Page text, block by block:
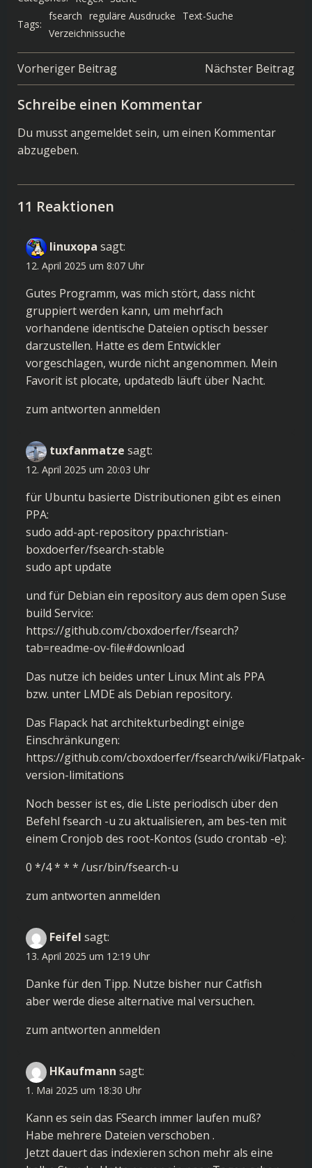
Tags:
fsearch reguläre Ausdrucke
Text-Suche
Verzeichnissuche
Post
navigation
Vorheriger Beitrag
Post
navigation
Nächster Beitrag
Schreibe einen Kommentar
Du musstangemeldetsein, um einen Kommentar
abzugeben.
11 Reaktionen
linuxopa sagt:
12. April 2025 um 8:07 Uhr
Gutes Programm, was mich stört, dass nicht
gruppiert werden kann, um mehrfach
vorhandene identische Dateien optisch besser
darzustellen. Hatte es dem Entwickler
vorgeschlagen, wurde nicht angenommen. Mein
Favorit ist plocate, updatedb läuft über Nacht.
zum antworten anmelden
tuxfanmatze sagt:
12. April 2025 um 20:03 Uhr
für Ubuntu basierte Distributionen gibt es einen
PPA:
sudo add-apt-repository ppa:christian-
boxdoerfer/fsearch-stable
sudo apt update
und für Debian ein repository aus dem open Suse
build Service:
https://github.com/cboxdoerfer/fsearch?
tab=readme-ov-file#download
Das nutze ich beides unter Linux Mint als PPA
bzw. unter LMDE als Debian repository.
Das Flapack hat architekturbedingt einige
Einschränkungen:
https://github.com/cboxdoerfer/fsearch/wiki/Flatpak-
version-limitations
Noch besser ist es, die Liste periodisch über den
Befehl fsearch -u zu aktualisieren, am bes-ten mit
einem Cronjob des root-Kontos (sudo crontab -e):
0 */4 * * * /usr/bin/fsearch-u
zum antworten anmelden
Feifel sagt:
13. April 2025 um 12:19 Uhr
Danke für den Tipp. Nutze bisher nur Catfish
aber werde diese alternative mal versuchen.
zum antworten anmelden
HKaufmann sagt:
1. Mai 2025 um 18:30 Uhr
Kann es sein das FSearch immer laufen muß?
Habe mehrere Dateien verschoben .
Jetzt dauert das indexieren schon mehr als eine